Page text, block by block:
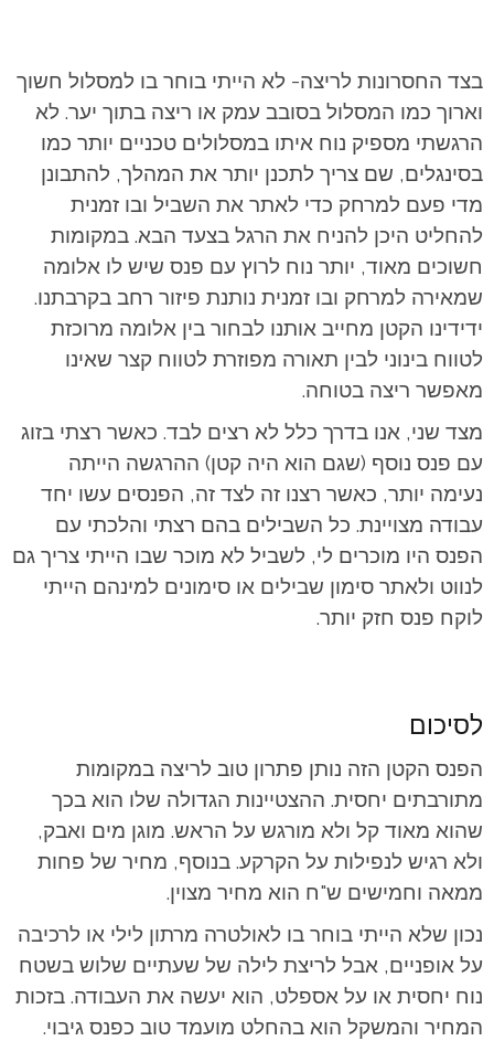
בצד החסרונות לריצה- לא הייתי בוחר בו למסלול חשוך
וארוך כמו המסלול בסובב עמק או ריצה בתוך יער. לא
הרגשתי מספיק נוח איתו במסלולים טכניים יותר כמו
בסינגלים, שם צריך לתכנן יותר את המהלך, להתבונן
מדי פעם למרחק כדי לאתר את השביל ובו זמנית
להחליט היכן להניח את הרגל בצעד הבא. במקומות
חשוכים מאוד, יותר נוח לרוץ עם פנס שיש לו אלומה
שמאירה למרחק ובו זמנית נותנת פיזור רחב בקרבתנו.
ידידינו הקטן מחייב אותנו לבחור בין אלומה מרוכזת
לטווח בינוני לבין תאורה מפוזרת לטווח קצר שאינו
מאפשר ריצה בטוחה.
מצד שני, אנו בדרך כלל לא רצים לבד. כאשר רצתי בזוג
עם פנס נוסף (שגם הוא היה קטן) ההרגשה הייתה
נעימה יותר, כאשר רצנו זה לצד זה, הפנסים עשו יחד
עבודה מצויינת. כל השבילים בהם רצתי והלכתי עם
הפנס היו מוכרים לי, לשביל לא מוכר שבו הייתי צריך גם
לנווט ולאתר סימון שבילים או סימונים למינהם הייתי
לוקח פנס חזק יותר.
לסיכום
הפנס הקטן הזה נותן פתרון טוב לריצה במקומות
מתורבתים יחסית. ההצטיינות הגדולה שלו הוא בכך
שהוא מאוד קל ולא מורגש על הראש. מוגן מים ואבק,
ולא רגיש לנפילות על הקרקע. בנוסף, מחיר של פחות
ממאה וחמישים ש"ח הוא מחיר מצוין.
נכון שלא הייתי בוחר בו לאולטרה מרתון לילי או לרכיבה
על אופניים, אבל לריצת לילה של שעתיים שלוש בשטח
נוח יחסית או על אספלט, הוא יעשה את העבודה. בזכות
המחיר והמשקל הוא בהחלט מועמד טוב כפנס גיבוי.